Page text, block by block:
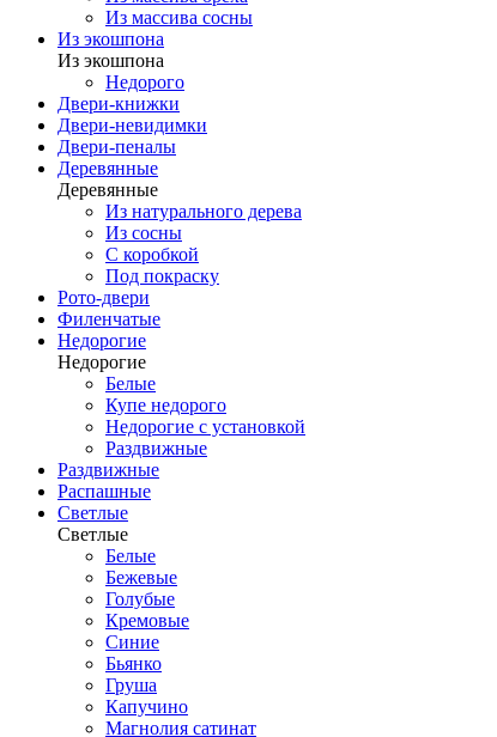
Из массива сосны
Из экошпона
Из экошпона
Недорого
Двери-книжки
Двери-невидимки
Двери-пеналы
Деревянные
Деревянные
Из натурального дерева
Из сосны
С коробкой
Под покраску
Рото-двери
Филенчатые
Недорогие
Недорогие
Белые
Купе недорого
Недорогие с установкой
Раздвижные
Раздвижные
Распашные
Светлые
Светлые
Белые
Бежевые
Голубые
Кремовые
Синие
Бьянко
Груша
Капучино
Магнолия сатинат